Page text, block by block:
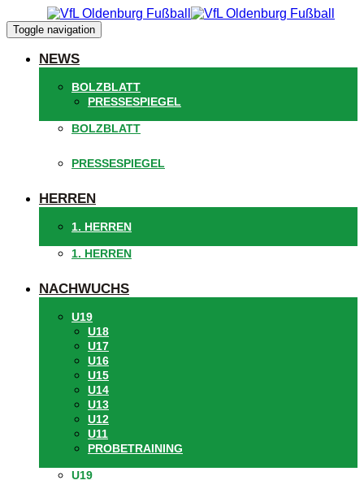
überspringen
primären
Navigation
springen
Toggle navigation
NEWS
BOLZBLATT
PRESSESPIEGEL
BOLZBLATT
PRESSESPIEGEL
HERREN
1. HERREN
1. HERREN
NACHWUCHS
U19
U18
U17
U16
U15
U14
U13
U12
U11
PROBETRAINING
U19